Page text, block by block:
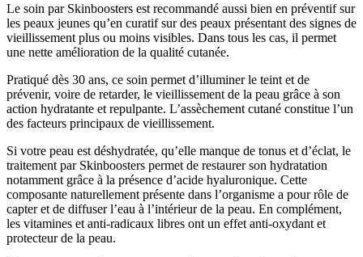
Le soin par Skinboosters est recommandé aussi bien en préventif sur
les peaux jeunes qu’en curatif sur des peaux présentant des signes de
vieillissement plus ou moins visibles. Dans tous les cas, il permet
une nette amélioration de la qualité cutanée.
Pratiqué dès 30 ans, ce soin permet d’illuminer le teint et de
prévenir, voire de retarder, le vieillissement de la peau grâce à son
action hydratante et repulpante. L’assèchement cutané constitue l’un
des facteurs principaux de vieillissement.
Si votre peau est déshydratée, qu’elle manque de tonus et d’éclat, le
traitement par Skinboosters permet de restaurer son hydratation
notamment grâce à la présence d’acide hyaluronique. Cette
composante naturellement présente dans l’organisme a pour rôle de
capter et de diffuser l’eau à l’intérieur de la peau. En complément,
les vitamines et anti-radicaux libres ont un effet anti-oxydant et
protecteur de la peau.